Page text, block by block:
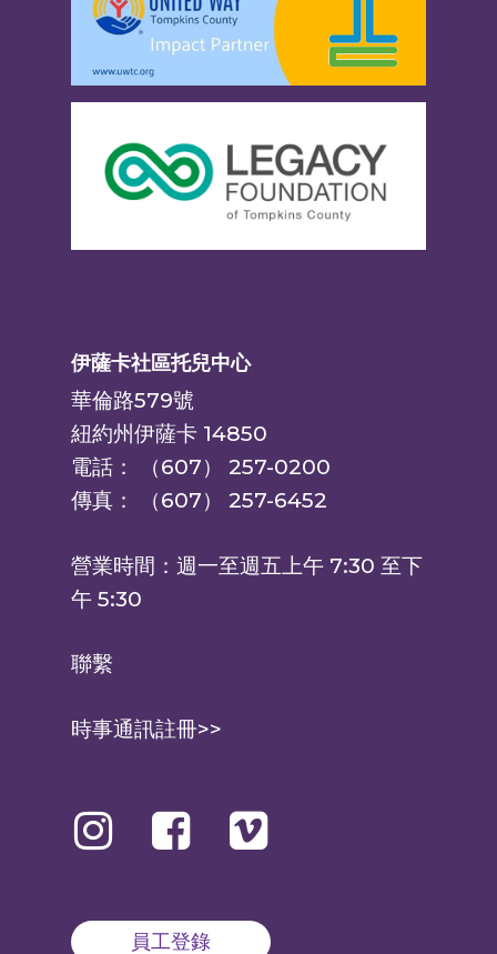
伊薩卡社區托兒中心
華倫路579號
紐約州伊薩卡 14850
電話： （607） 257-0200
傳真： （607） 257-6452
營業時間：週一至週五上午 7:30 至下
午 5:30
聯繫
時事通訊註冊>>
員工登錄